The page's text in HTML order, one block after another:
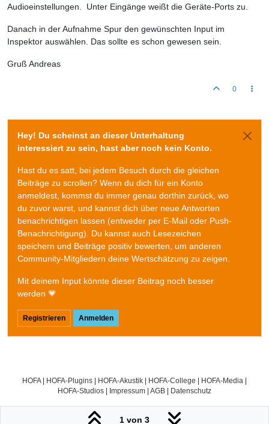
Audioeinstellungen. Unter Eingänge weißt die Geräte-Ports zu.
Danach in der Aufnahme Spur den gewünschten Input im
Inspektor auswählen. Das sollte es schon gewesen sein.
Gruß Andreas
0
Hey! Du scheinst an dieser Unterhaltung
interessiert zu sein, hast aber noch kein Konto.
Hast du es satt, bei jedem Besuch durch die gleichen
Beiträge zu scrollen? Wenn du dich für ein Konto
anmeldest, kommst du immer genau dorthin zurück, wo
du zuvor warst, und kannst dich über neue Antworten
benachrichtigen lassen (entweder per E-Mail oder Push-
Benachrichtigung). Du kannst auch Lesezeichen
speichern und Beiträge positiv bewerten, um anderen
Community-Mitgliedern deine Wertschätzung zu zeigen.
Mit deinem Input könnte dieser Beitrag noch besser
werden 💗
Registrieren Anmelden
1 von 3
HOFA| HOFA-Plugins HOFA-Akustik HOFA-College HOFA-Media
HOFA-Studios
Impressum AGB Datenschutz